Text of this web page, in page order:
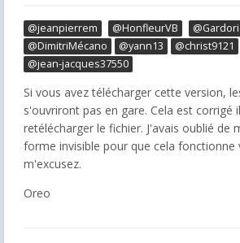
@jeanpierrem @HonfleurVB
@DimitriMécano
@yann13 @christ9121
@jean-jacques37550
Si vous avez télécharger cette version,
s'ouvriront pas en gare. Cela est corrigé
retélécharger le fichier. J'avais oublié de
forme invisible pour que cela fonctionne
m'excusez.
Oreo